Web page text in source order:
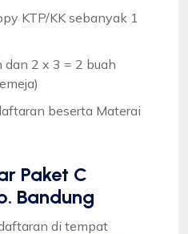
KTP/KK sebanyak 1
dan 2 x 3 = 2 buah
beserta Materai
Paket C
Bandung
di tempat